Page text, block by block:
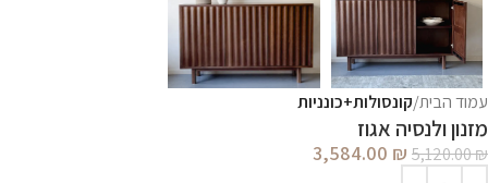
עמוד הבית קונסולות+כונניות
מזנון ולנסיה אגוז
5,120.00₪
3,584.00 ₪